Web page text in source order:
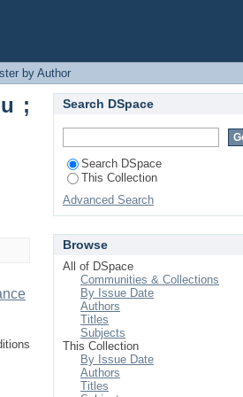
co-promoteur"
by Author
;
Search DSpace
Search DSpace
This Collection
Advanced Search
Browse
All of DSpace
Communities & Collections
By Issue Date
Authors
Titles
Subjects
This Collection
By Issue Date
Authors
Titles